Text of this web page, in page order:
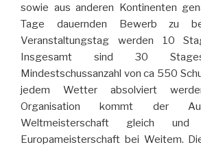
sowie aus anderen Kontinenten
Tage dauernden Bewerb zu
Veranstaltungstag werden 10
Insgesamt sind 30
Mindestschussanzahl von ca 550
jedem Wetter absolviert
Organisation kommt der
Weltmeisterschaft gleich
Europameisterschaft bei Weitem.